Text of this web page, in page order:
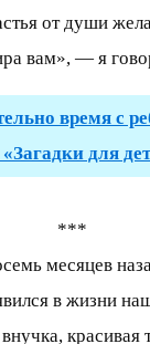
от души
вам», — я
время с
для
***
месяцев
в жизни
красивая